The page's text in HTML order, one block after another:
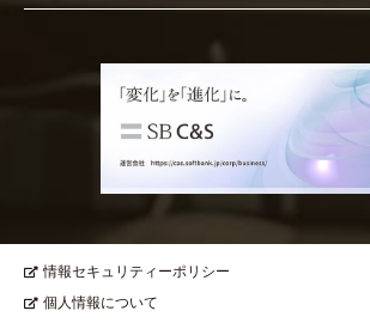
情報セキュリティーポリシー
個人情報について